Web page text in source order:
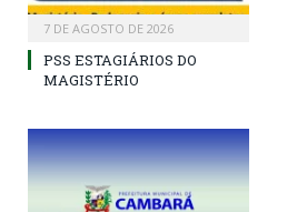
7 DE AGOSTO DE 2026
PSS ESTAGIÁRIOS DO
MAGISTÉRIO